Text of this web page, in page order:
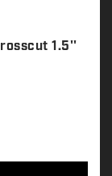
1.5''